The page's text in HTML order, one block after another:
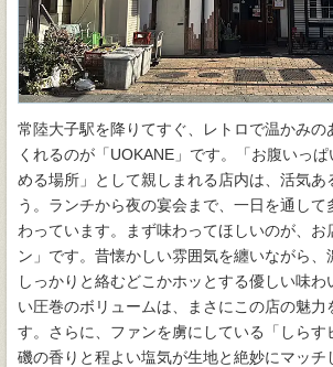
常陸大子駅を降りてすぐ、レトロで温かみの
くれるのが「UOKANE」です。「お腹いっ
める場所」として親しまれる店内は、活気あ
う。ランチから夜の宴会まで、一日を通して
わっています。まず味わってほしいのが、お
ン」です。昔懐かしい雰囲気を纏いながら、
しっかりと絡むどこかホッとする優しい味わ
い圧巻のボリュームは、まさにこの店の魅力
す。さらに、ファンを虜にしている「しらす
磯の香りと程よい塩気が生地と絶妙にマッチ